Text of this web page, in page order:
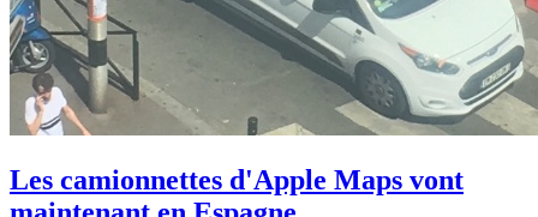
Les camionnettes d'Apple Maps vont